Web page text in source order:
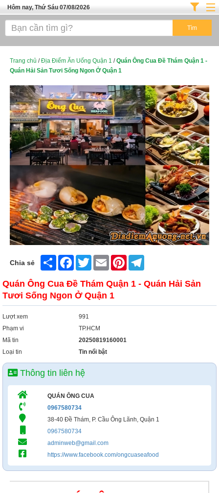
Hôm nay, Thứ Sáu 07/08/2026
Trang chủ
Cafe - Kem- Trà Sữa
Thực Phẩm Nông Hải Sản
Top Quán Ăn Sài Gòn
Trang chủ /Địa Điểm Ăn Uống Quận 1 /Quán Ông Cua Đề Thám Quận 1 -
Quán Hải Sản Tươi Sống Ngon Ở Quận 1
Chia sẻ Share FacebookTwitter Email Pinterest
Quán Ông Cua Đề Thám Quận 1 - Quán Hải Sản
Tươi Sống Ngon Ở Quận 1
Lượt xem
991
Phạm vi
TP.HCM
Mã tin
20250819160001
Loại tin
Tin nổi bật
Thông tin liên hệ
QUÁN ÔNG CUA
0967580734
38-40 Đề Thám, P. Cầu Ông Lãnh, Quận 1
0967580734
adminweb@gmail.com
https://www.facebook.com/ongcuaseafood